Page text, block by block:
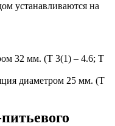
устанавливаются на
32 мм. (Т 3(1) – 4.6; Т
диаметром 25 мм. (Т